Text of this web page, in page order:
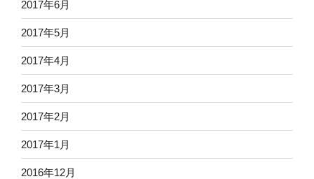
2017年6月
2017年5月
2017年4月
2017年3月
2017年2月
2017年1月
2016年12月